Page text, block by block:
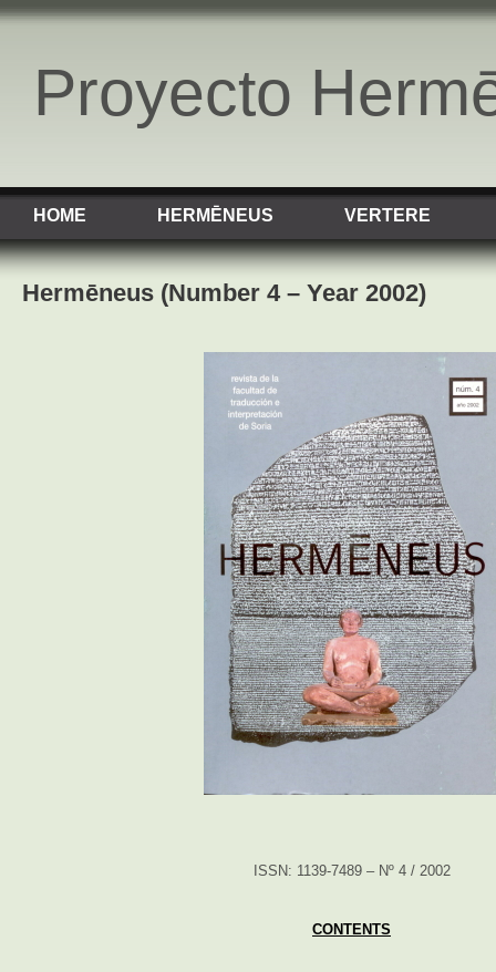
Proyecto
HOME HERMĒNEUS VERTERE
Hermēneus (Number 4 – Year 2002)
ISSN: 1139-7489 – Nº 4 / 2002
CONTENTS